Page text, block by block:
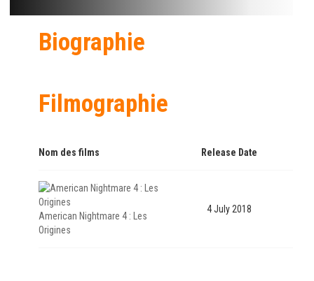
Biographie
Filmographie
Nom des films Release Date
American Nightmare 4 : Les
Origines
4 July 2018